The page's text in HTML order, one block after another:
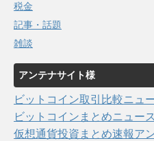
税金
記事・話題
雑談
アンテナサイト様
ビットコイン取引比較ニュ
ビットコインまとめニュー
仮想通貨投資まとめ速報ア